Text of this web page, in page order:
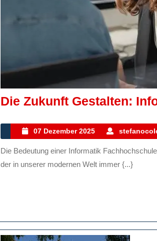
Die Zukunft Gestalten:
07 Dezember 2025
07
Dezember
2025
Die Bedeutung einer Informatik Fachhochschule für die Zukunft der Technologie Informatik ist ein Bereich,
der in unserer modernen Welt immer {...}